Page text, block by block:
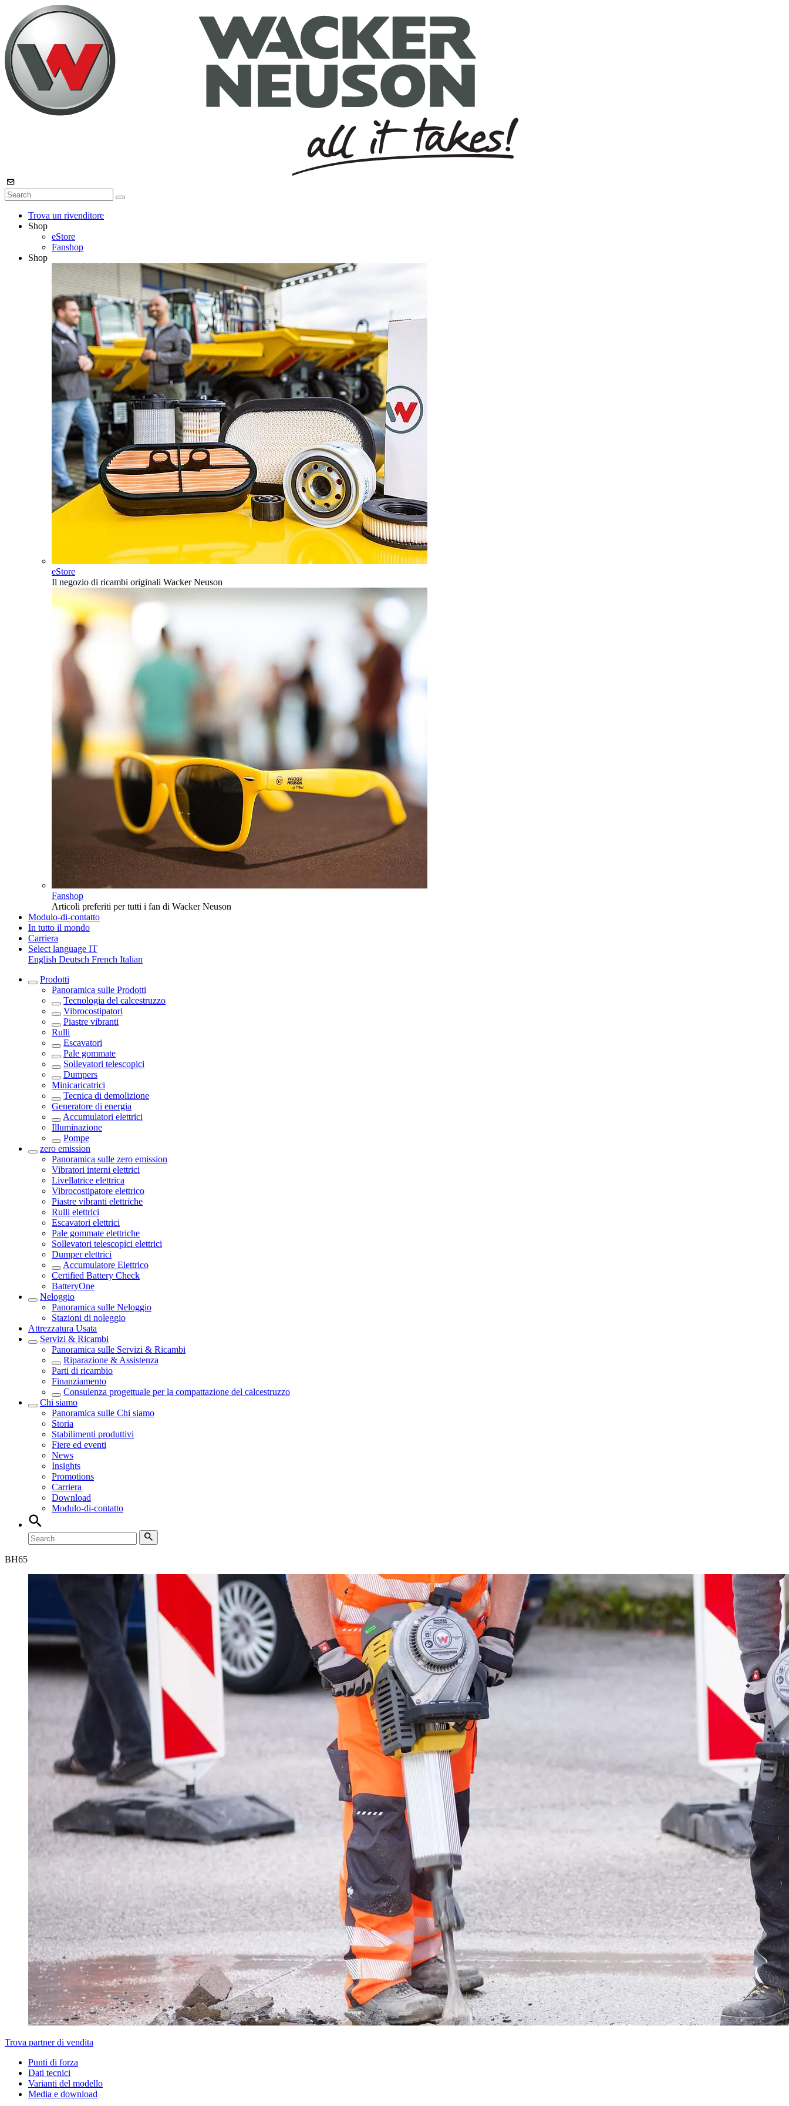
Trova un rivenditore
Shop
eStore
Fanshop
Shop
eStore
Il negozio di ricambi originali Wacker Neuson
Fanshop
Articoli preferiti per tutti i fan di Wacker Neuson
Modulo-di-contatto
In tutto il mondo
Carriera
Select language IT
English Deutsch French Italian
Prodotti
Panoramica sulle Prodotti
Tecnologia del calcestruzzo
Vibrocostipatori
Piastre vibranti
Rulli
Escavatori
Pale gommate
Sollevatori telescopici
Dumpers
Minicaricatrici
Tecnica di demolizione
Generatore di energia
Accumulatori elettrici
Illuminazione
Pompe
zero emission
Panoramica sulle zero emission
Vibratori interni elettrici
Livellatrice elettrica
Vibrocostipatore elettrico
Piastre vibranti elettriche
Rulli elettrici
Escavatori elettrici
Pale gommate elettriche
Sollevatori telescopici elettrici
Dumper elettrici
Accumulatore Elettrico
Certified Battery Check
BatteryOne
Neloggio
Panoramica sulle Neloggio
Stazioni di noleggio
Attrezzatura Usata
Servizi & Ricambi
Panoramica sulle Servizi & Ricambi
Riparazione & Assistenza
Parti di ricambio
Finanziamento
Consulenza progettuale per la compattazione del calcestruzzo
Chi siamo
Panoramica sulle Chi siamo
Storia
Stabilimenti produttivi
Fiere ed eventi
News
Insights
Promotions
Carriera
Download
Modulo-di-contatto
BH65
Trova partner di vendita
Punti di forza
Dati tecnici
Varianti del modello
Media e download